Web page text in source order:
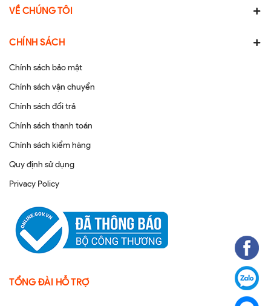
VỀ CHÚNG TÔI
CHÍNH SÁCH
Chính sách bảo mật
Chính sách vận chuyển
Chính sách đổi trả
Chính sách thanh toán
Chính sách kiểm hàng
Quy định sử dụng
Privacy Policy
TỔNG ĐÀI HỖ TRỢ